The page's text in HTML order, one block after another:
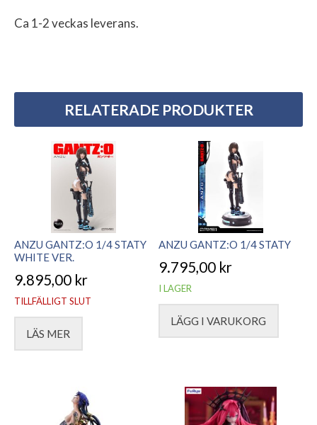
Ca 1-2 veckas leverans.
RELATERADE PRODUKTER
ANZU GANTZ:O 1/4 STATY
WHITE VER.
9.895,00 kr
TILLFÄLLIGT SLUT
LÄS MER
ANZU GANTZ:O 1/4 STATY
9.795,00 kr
I LAGER
LÄGG I VARUKORG